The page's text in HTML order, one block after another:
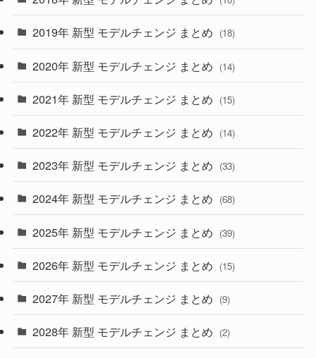
(30)
(27)
(10)
(35)
(10)
(9)
(22)
(4)
(9)
(4)
(1)
2019年 新型 モデルチェンジ まとめ (18)
2020年 新型 モデルチェンジ まとめ (14)
2021年 新型 モデルチェンジ まとめ (15)
2022年 新型 モデルチェンジ まとめ (14)
2023年 新型 モデルチェンジ まとめ (33)
2024年 新型 モデルチェンジ まとめ (68)
2025年 新型 モデルチェンジ まとめ (39)
2026年 新型 モデルチェンジ まとめ (15)
2027年 新型 モデルチェンジ まとめ (9)
2028年 新型 モデルチェンジ まとめ (2)